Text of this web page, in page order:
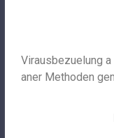
Virausbezuelung
aner Methoden